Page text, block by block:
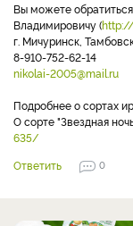
Вы можете
Владимировичу (
г. Мичуринск,
8-910-752-62-14
nikolai-2005@mail.ru
Подробнее о сортах
О сорте "Звездная
635/
Ответить
0